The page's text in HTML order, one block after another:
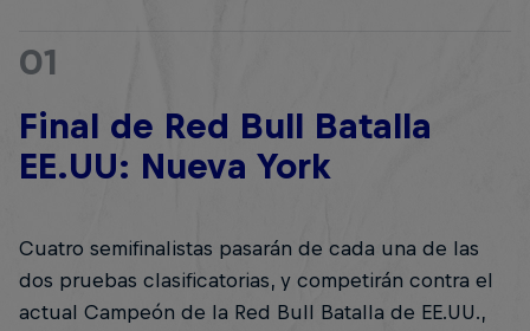
01
Final de Red Bull Batalla
EE.UU: Nueva York
Cuatro semifinalistas pasarán de cada una de las
dos pruebas clasificatorias, y competirán contra el
actual Campeón de la Red Bull Batalla de EE.UU.,